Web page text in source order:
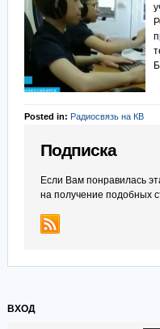
Posted in: Радиосвязь на КВ
Подписка
Если Вам понравилась
на получение подобных
ВХОД